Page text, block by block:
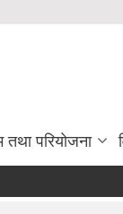
तथा परियोजना